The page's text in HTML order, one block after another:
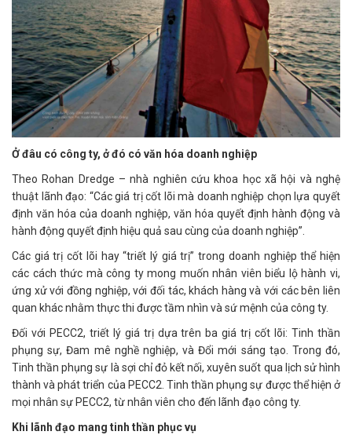
Ở đâu có công ty, ở đó có văn hóa doanh nghiệp
Theo Rohan Dredge – nhà nghiên cứu khoa học xã hội và nghệ
thuật lãnh đạo: “Các giá trị cốt lõi mà doanh nghiệp chọn lựa quyết
định văn hóa của doanh nghiệp, văn hóa quyết định hành động và
hành động quyết định hiệu quả sau cùng của doanh nghiệp”.
Các giá trị cốt lõi hay “triết lý giá trị” trong doanh nghiệp thể hiện
các cách thức mà công ty mong muốn nhân viên biểu lộ hành vi,
ứng xử với đồng nghiệp, với đối tác, khách hàng và với các bên liên
quan khác nhằm thực thi được tầm nhìn và sứ mệnh của công ty.
Đối với PECC2, triết lý giá trị dựa trên ba giá trị cốt lõi: Tinh thần
phụng sự, Đam mê nghề nghiệp, và Đổi mới sáng tạo. Trong đó,
Tinh thần phụng sự là sợi chỉ đỏ kết nối, xuyên suốt qua lịch sử hình
thành và phát triển của PECC2. Tinh thần phụng sự được thể hiện ở
mọi nhân sự PECC2, từ nhân viên cho đến lãnh đạo công ty.
Khi lãnh đạo mang tinh thần phục vụ